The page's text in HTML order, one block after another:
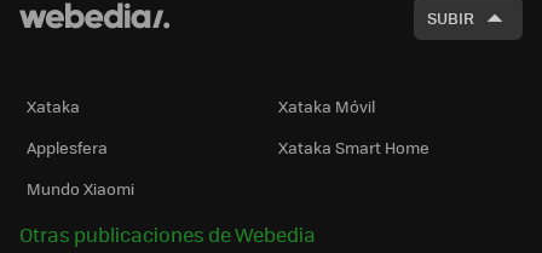
SUBIR
Xataka
Xataka Móvil
Applesfera
Xataka Smart Home
Mundo Xiaomi
Otras publicaciones de Webedia